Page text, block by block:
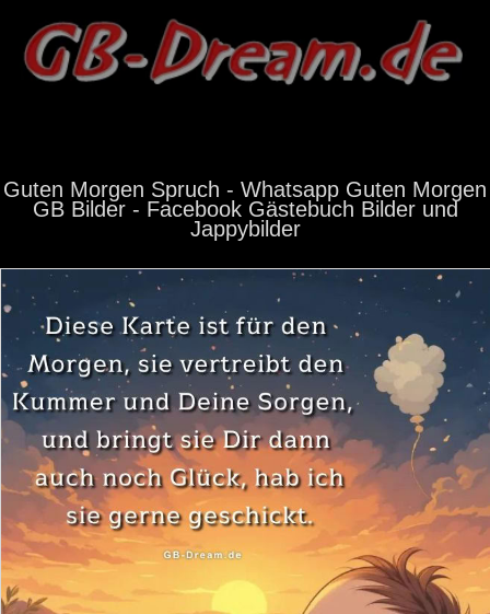
Guten Morgen Spruch - Whatsapp Guten Morgen
GB Bilder - Facebook Gästebuch Bilder und
Jappybilder